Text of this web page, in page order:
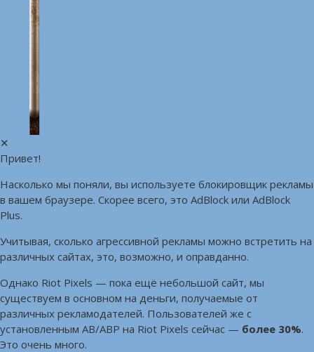
✕
Привет!
Насколько мы поняли, вы используете блокировщик рекламы
в вашем браузере. Скорее всего, это AdBlock или AdBlock
Plus.
Учитывая, сколько агрессивной рекламы можно встретить на
различных сайтах, это, возможно, и оправданно.
Однако Riot Pixels — пока ещё небольшой сайт, мы
существуем в основном на деньги, получаемые от
различных рекламодателей. Пользователей же с
установленным AB/ABP на Riot Pixels сейчас — более 30%.
Это очень много.